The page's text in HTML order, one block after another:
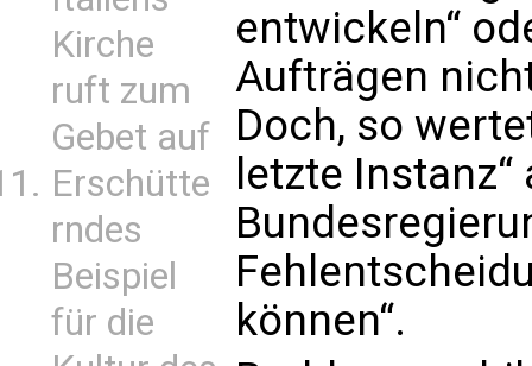
Kirche
ruft zum
Gebet auf
Erschütte
rndes
Beispiel
für die
entwickeln“
Aufträgen
Doch, so
letzte
können“.